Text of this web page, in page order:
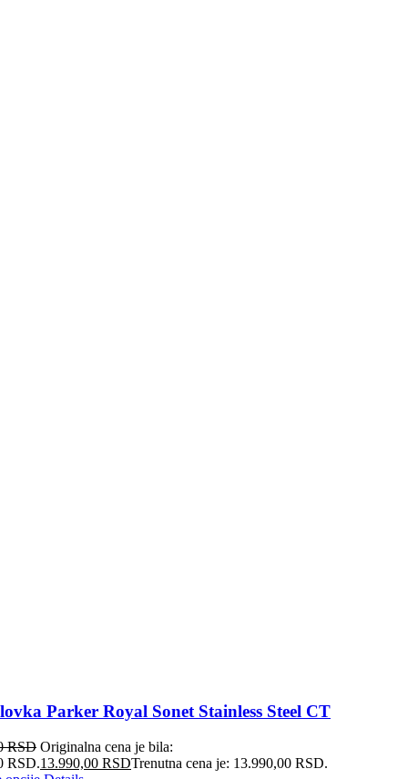
Parker Royal Sonet Stainless Steel CT
RSD Originalna cena je bila:
RSD.13.990,00 RSDTrenutna cena je: 13.990,00 RSD.